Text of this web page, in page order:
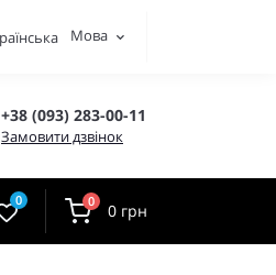
Мова
+38 (093) 283-00-11
Замовити дзвінок
0 0 0 грн